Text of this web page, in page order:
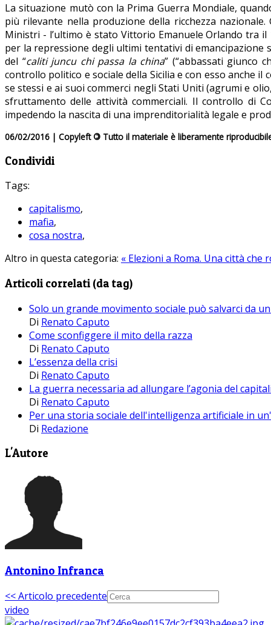
La situazione mutò con la Prima Guerra Mondiale,
più rilevante nella produzione della ricchezza
Ministri - l’ultimo è stato Vittorio Emanuele Orlando tra
per la repressione degli ultimi tentativi di emancipazione
del “caliti juncu chi passa la china” (“abbassati giunco
controllo politico e sociale della Sicilia e con esso anche
se stessi e ai suoi commerci negli Stati Uniti (agrumi e
sfruttamento delle attività commerciali. Il controllo di
impedendo la nascita di una imprenditorialità legale e
06/02/2016 | Copyleft © Tutto il materiale è liberamente
Condividi
Tags:
capitalismo,
mafia,
cosa nostra,
Altro in questa categoria: « Elezioni a Roma. Una città che
Articoli correlati (da tag)
Solo un grande movimento sociale può salvarci da
Di Renato Caputo
Come sconfiggere il mito della razza
Di Renato Caputo
L’essenza della crisi
Di Renato Caputo
La guerra necessaria ad allungare l’agonia del
Di Renato Caputo
Per una storia sociale dell'intelligenza artificiale in
Di Redazione
L'Autore
Antonino Infranca
<< Articolo precedente
video